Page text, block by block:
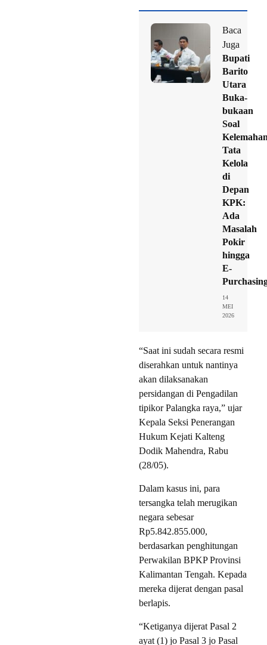
Baca
Juga
Bupati
Barito
Utara
Buka-
bukaan
Soal
Tata
Kelola
di
Depan
KPK:
Ada
Masalah
Pokir
hingga
E-
14
MEI
2026
“Saat ini sudah secara resmi
diserahkan untuk nantinya
akan dilaksanakan
persidangan di Pengadilan
tipikor Palangka raya,” ujar
Kepala Seksi Penerangan
Hukum Kejati Kalteng
Dodik Mahendra, Rabu
(28/05).
Dalam kasus ini, para
tersangka telah merugikan
negara sebesar
Rp5.842.855.000,
berdasarkan penghitungan
Perwakilan BPKP Provinsi
Kalimantan Tengah. Kepada
mereka dijerat dengan pasal
berlapis.
“Ketiganya dijerat Pasal 2
ayat (1) jo Pasal 3 jo Pasal